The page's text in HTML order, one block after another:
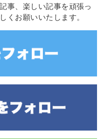
事、楽しい記事を頑張っ
くお願いいたします。